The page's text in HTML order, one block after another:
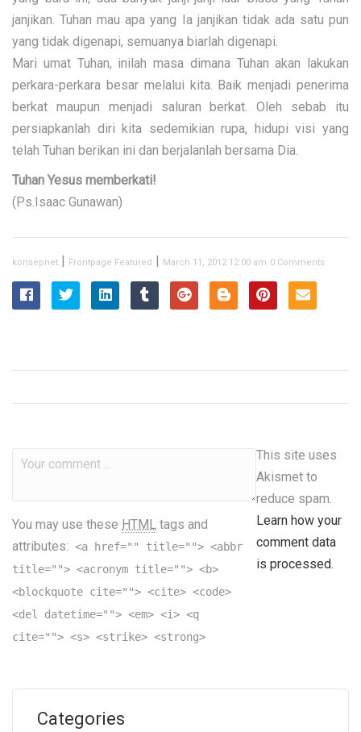
janjikan. Tuhan mau apa yang Ia janjikan tidak ada satu pun
yang tidak digenapi, semuanya biarlah digenapi.
Mari umat Tuhan, inilah masa dimana Tuhan akan lakukan
perkara-perkara besar melalui kita. Baik menjadi penerima
berkat maupun menjadi saluran berkat. Oleh sebab itu
persiapkanlah diri kita sedemikian rupa, hidupi visi yang
telah Tuhan berikan ini dan berjalanlah bersama Dia.
Tuhan Yesus memberkati!
(Ps.Isaac Gunawan)
konsepnet | Frontpage Featured | March 11, 2012 12:00 am 0 Comments
You may use these HTML tags and
attributes: <a href="" title=""> <abbr
title=""> <acronym title=""> <b>
<blockquote cite=""> <cite> <code>
<del datetime=""> <em> <i> <q
cite=""> <s> <strike> <strong>
This site uses
Akismet to
reduce spam.
Learn how your
comment data
is processed.
Categories